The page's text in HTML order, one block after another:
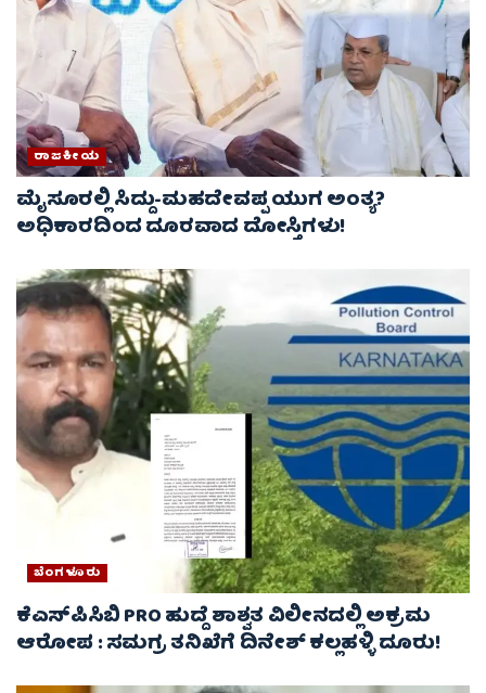
ರಾಜಕೀಯ
ಮೈಸೂರಲ್ಲಿ ಸಿದ್ದು-ಮಹದೇವಪ್ಪ ಯುಗ ಅಂತ್ಯ?
ಅಧಿಕಾರದಿಂದ ದೂರವಾದ ದೋಸ್ತಿಗಳು!
ಬೆಂಗಳೂರು
ಕೆಎಸ್‌ಪಿಸಿಬಿ PRO ಹುದ್ದೆ ಶಾಶ್ವತ ವಿಲೀನದಲ್ಲಿ ಅಕ್ರಮ
ಆರೋಪ : ಸಮಗ್ರ ತನಿಖೆಗೆ ದಿನೇಶ್ ಕಲ್ಲಹಳ್ಳಿ ದೂರು!